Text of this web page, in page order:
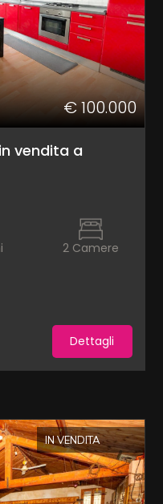
€ 100.000
vendita a
2Camere
Dettagli
IN VENDITA